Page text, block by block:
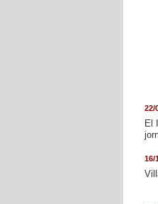
22/
El
16/